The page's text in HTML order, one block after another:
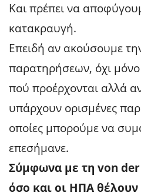
Και πρέπει να
κατακραυγή.
Επειδή αν ακούσουμε
παρατηρήσεων, όχι
πού προέρχονται αλλά
υπάρχουν ορισμένες
οποίες μπορούμε να
επεσήμανε.
Σύμφωνα με τη von der
όσο και οι ΗΠΑ θέλουν